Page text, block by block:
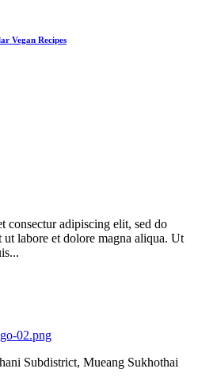
Vegan Recipes
consectur adipiscing elit, sed do
labore et dolore magna aliqua. Ut
Subdistrict, Mueang Sukhothai